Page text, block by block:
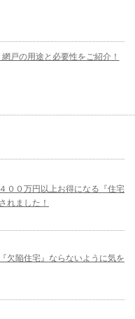
戸の用途と必要性をご紹介！
００万円以上お得になる『住宅
れました！
欠陥住宅』ならないように気を